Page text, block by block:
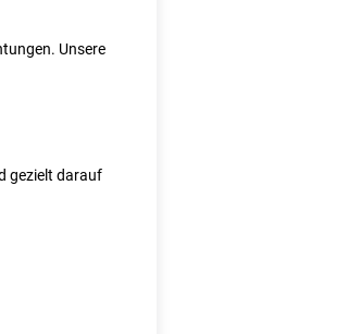
Unsere
gezielt darauf